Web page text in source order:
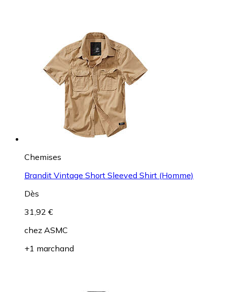
Chemises
Brandit Vintage Short Sleeved Shirt (Homme)
Dès
31,92 €
chez ASMC
+1 marchand